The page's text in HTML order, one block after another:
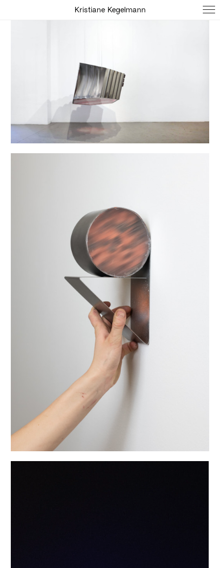
Kristiane Kegelmann